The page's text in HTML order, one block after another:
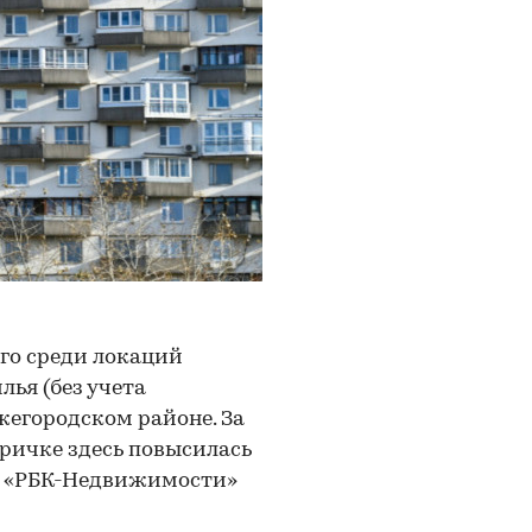
среди локаций
(без учета
районе. За
здесь повысилась
«РБК-Недвижимости»